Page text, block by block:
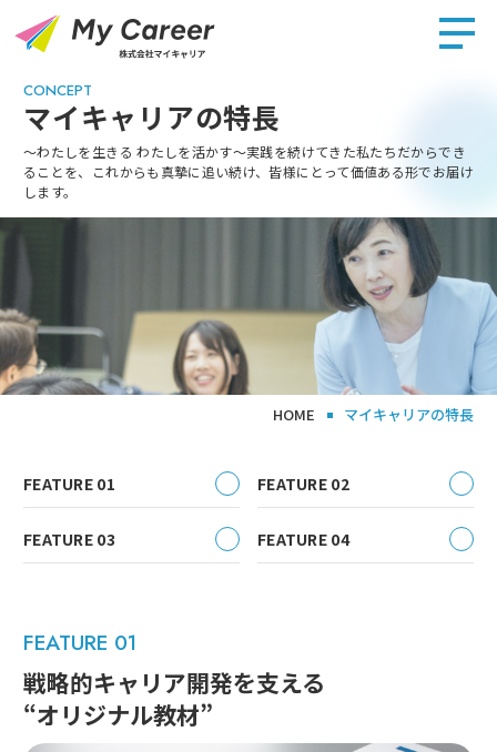
CONCEPT
マイキャリアの特長
〜わたしを生きる わたしを活かす～実践を続けてきた私たちだからでき
ることを、これからも真摯に追い続け、皆様にとって価値ある形でお届け
します。
HOME マイキャリアの特長
FEATURE 01 FEATURE 02
FEATURE 03 FEATURE 04
FEATURE 01
戦略的キャリア開発を支える
“オリジナル教材”